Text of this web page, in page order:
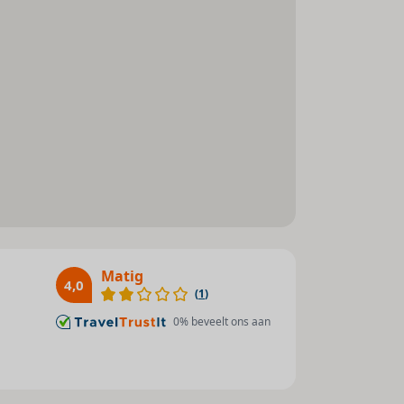
4,0 Matig
(1)
0% beveelt ons aan